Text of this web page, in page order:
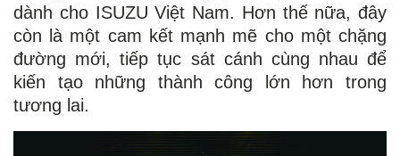
dành cho ISUZU Việt Nam. Hơn thế nữa, đây
còn là một cam kết mạnh mẽ cho một chặng
đường mới, tiếp tục sát cánh cùng nhau để
kiến tạo những thành công lớn hơn trong
tương lai.